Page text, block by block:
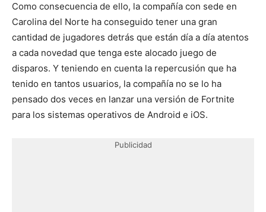
Como consecuencia de ello, la compañía con sede en
Carolina del Norte ha conseguido tener una gran
cantidad de jugadores detrás que están día a día atentos
a cada novedad que tenga este alocado juego de
disparos. Y teniendo en cuenta la repercusión que ha
tenido en tantos usuarios, la compañía no se lo ha
pensado dos veces en lanzar una versión de Fortnite
para los sistemas operativos de Android e iOS.
Publicidad